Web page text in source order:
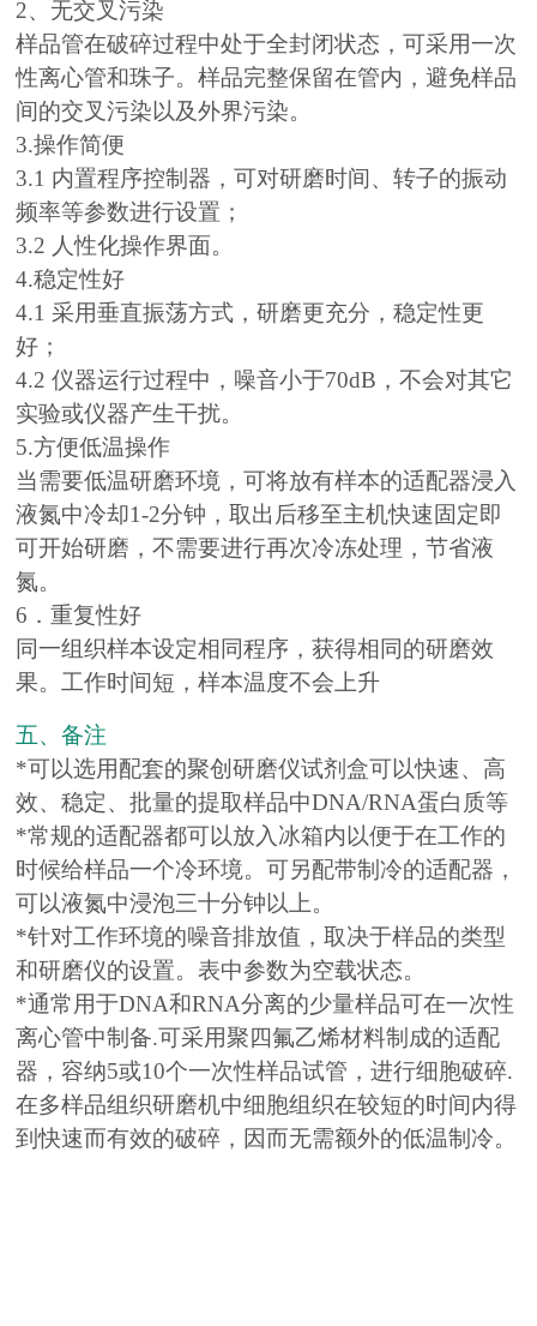
2、无交叉污染
样品管在破碎过程中处于全封闭状态，可采用一次
性离心管和珠子。样品完整保留在管内，避免样品
间的交叉污染以及外界污染。
3.操作简便
3.1 内置程序控制器，可对研磨时间、转子的振动
频率等参数进行设置；
3.2 人性化操作界面。
4.稳定性好
4.1 采用垂直振荡方式，研磨更充分，稳定性更
好；
4.2 仪器运行过程中，噪音小于70dB，不会对其它
实验或仪器产生干扰。
5.方便低温操作
当需要低温研磨环境，可将放有样本的适配器浸入
液氮中冷却1-2分钟，取出后移至主机快速固定即
可开始研磨，不需要进行再次冷冻处理，节省液
氮。
6．重复性好
同一组织样本设定相同程序，获得相同的研磨效
果。工作时间短，样本温度不会上升
五、备注
*可以选用配套的聚创研磨仪试剂盒可以快速、高
效、稳定、批量的提取样品中DNA/RNA蛋白质等
*常规的适配器都可以放入冰箱内以便于在工作的
时候给样品一个冷环境。可另配带制冷的适配器，
可以液氮中浸泡三十分钟以上。
*针对工作环境的噪音排放值，取决于样品的类型
和研磨仪的设置。表中参数为空载状态。
*通常用于DNA和RNA分离的少量样品可在一次性
离心管中制备.可采用聚四氟乙烯材料制成的适配
器，容纳5或10个一次性样品试管，进行细胞破碎.
在多样品组织研磨机中细胞组织在较短的时间内得
到快速而有效的破碎，因而无需额外的低温制冷。